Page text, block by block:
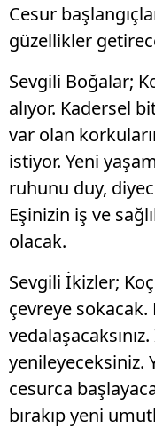
Cesur
güzellikler
Sevgili Boğalar;
alıyor. Kadersel
var olan
istiyor. Yeni
ruhunu duy,
Eşinizin iş ve
olacak.
Sevgili İkizler;
çevreye sokacak.
yenileyeceksiniz.
cesurca
bırakıp yeni